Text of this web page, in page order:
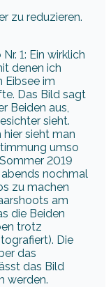
zu reduzieren.
1: Ein wirklich
denen ich
Eibsee im
Das Bild sagt
Beiden aus,
sieht.
hier sieht man
umso
2019
abends nochmal
zu machen
am
die Beiden
trotz
Die
das
das Bild
werden.